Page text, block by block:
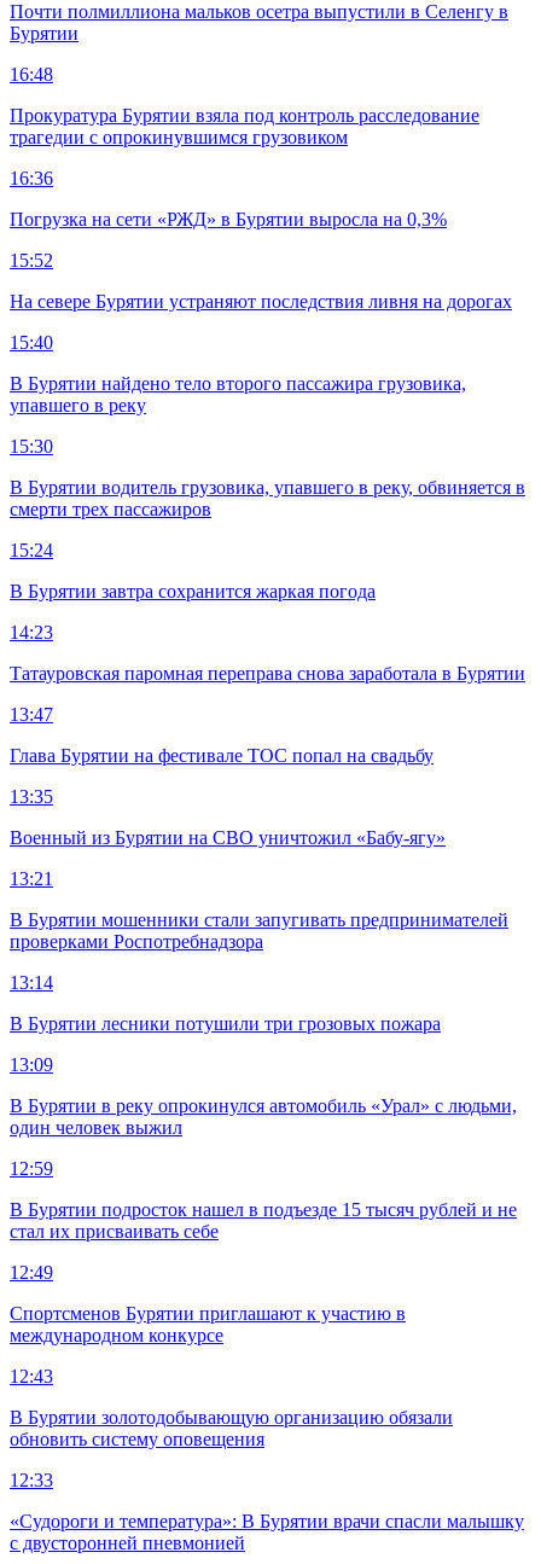
Почти полмиллиона мальков осетра выпустили в Селенгу в
Бурятии
16:48
Прокуратура Бурятии взяла под контроль расследование
трагедии с опрокинувшимся грузовиком
16:36
Погрузка на сети «РЖД» в Бурятии выросла на 0,3%
15:52
На севере Бурятии устраняют последствия ливня на дорогах
15:40
В Бурятии найдено тело второго пассажира грузовика,
упавшего в реку
15:30
В Бурятии водитель грузовика, упавшего в реку, обвиняется в
смерти трех пассажиров
15:24
В Бурятии завтра сохранится жаркая погода
14:23
Татауровская паромная переправа снова заработала в Бурятии
13:47
Глава Бурятии на фестивале ТОС попал на свадьбу
13:35
Военный из Бурятии на СВО уничтожил «Бабу-ягу»
13:21
В Бурятии мошенники стали запугивать предпринимателей
проверками Роспотребнадзора
13:14
В Бурятии лесники потушили три грозовых пожара
13:09
В Бурятии в реку опрокинулся автомобиль «Урал» с людьми,
один человек выжил
12:59
В Бурятии подросток нашел в подъезде 15 тысяч рублей и не
стал их присваивать себе
12:49
Спортсменов Бурятии приглашают к участию в
международном конкурсе
12:43
В Бурятии золотодобывающую организацию обязали
обновить систему оповещения
12:33
«Судороги и температура»: В Бурятии врачи спасли малышку
с двусторонней пневмонией